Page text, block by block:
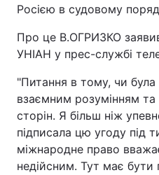
Росією в судовому
Про це В.ОГРИЗКО
УНІАН у прес-службі
"Питання в тому, чи була
взаємним розумінням
сторін. Я більш ніж
підписала цю угоду під
міжнародне право
недійсним. Тут має бути